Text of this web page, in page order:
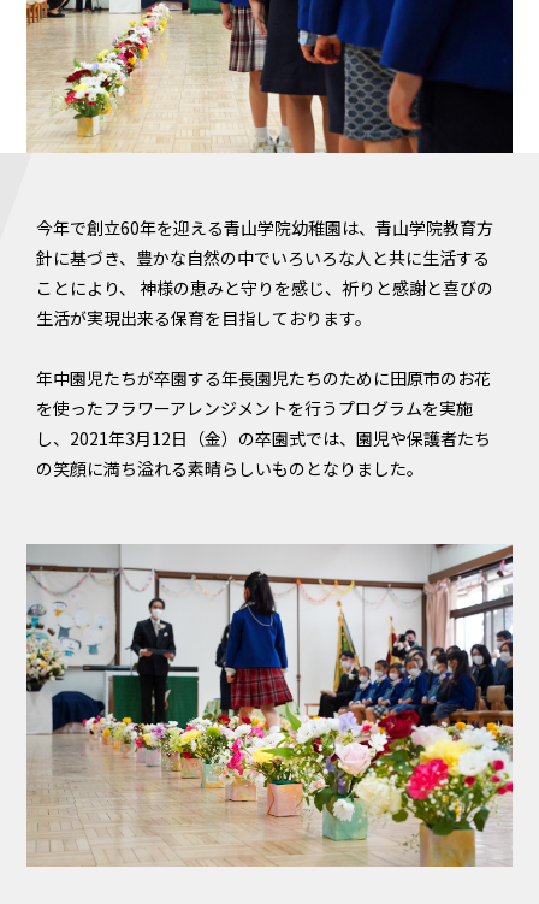
今年で創立60年を迎える青山学院幼稚園は、青山学院教育方
針に基づき、豊かな自然の中でいろいろな人と共に生活する
ことにより、 神様の恵みと守りを感じ、祈りと感謝と喜びの
生活が実現出来る保育を目指しております。
年中園児たちが卒園する年長園児たちのために田原市のお花
を使ったフラワーアレンジメントを行うプログラムを実施
し、2021年3月12日（金）の卒園式では、園児や保護者たち
の笑顔に満ち溢れる素晴らしいものとなりました。